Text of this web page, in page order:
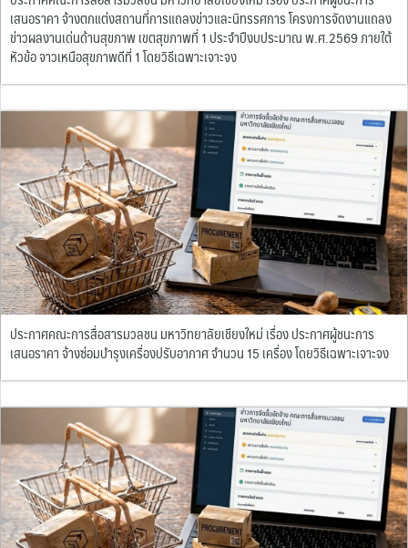
เสนอราคา จ้างตกแต่งสถานที่การแถลงข่าวและนิทรรศการ โครงการจัดงานแถลง
ข่าวผลงานเด่นด้านสุขภาพ เขตสุขภาพที่ 1 ประจำปีงบประมาณ พ.ศ.2569 ภายใต้
หัวข้อ จาวเหนือสุขภาพดีที่ 1 โดยวิธีเฉพาะเจาะจง
ประกาศคณะการสื่อสารมวลชน มหาวิทยาลัยเชียงใหม่ เรื่อง ประกาศผู้ชนะการ
เสนอราคา จ้างซ่อมบำรุงเครื่องปรับอากาศ จำนวน 15 เครื่อง โดยวิธีเฉพาะเจาะจง